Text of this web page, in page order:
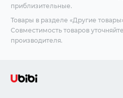
приблизительные.
Товары в разделе «Другие
Совместимость товаров
производителя.